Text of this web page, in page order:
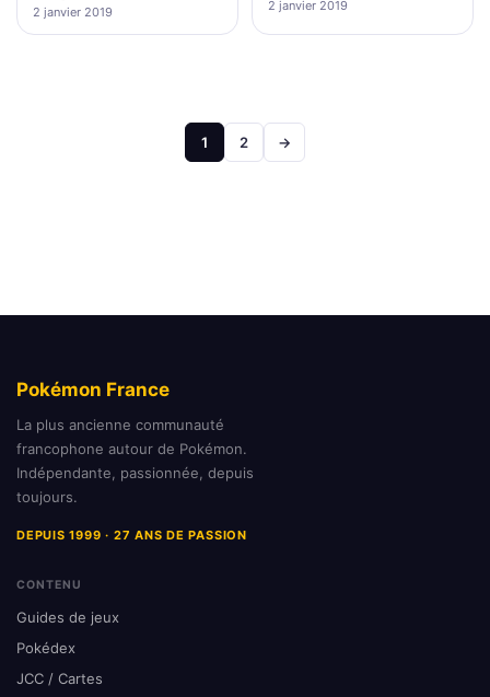
2 janvier 2019 2 janvier 2019
Pagination
1 2 →
Pokémon France
La plus ancienne communauté
francophone autour de Pokémon.
Indépendante, passionnée, depuis
toujours.
DEPUIS 1999 · 27 ANS DE PASSION
CONTENU
Guides de jeux
Pokédex
JCC / Cartes